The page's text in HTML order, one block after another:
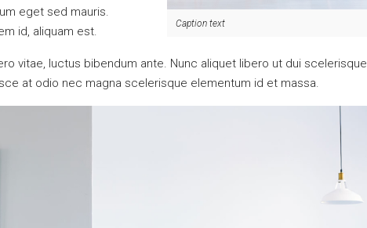
Caption text
eget sed mauris.
id, aliquam est.
vitae, luctus bibendum ante. Nunc aliquet libero ut dui scelerisque
at odio nec magna scelerisque elementum id et massa.